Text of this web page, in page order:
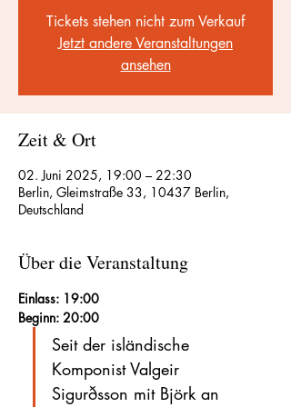
Tickets stehen nicht zum Verkauf
Jetzt andere Veranstaltungen
ansehen
Zeit & Ort
02. Juni 2025, 19:00 – 22:30
Berlin, Gleimstraße 33, 10437 Berlin,
Deutschland
Über die Veranstaltung
Einlass: 19:00
Beginn: 20:00
Seit der isländische
Komponist Valgeir
Sigurðsson mit Björk an